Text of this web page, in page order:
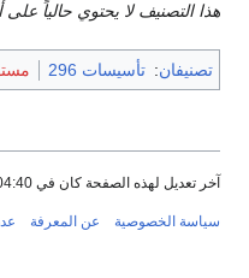
هذا التصنيف لا يحتوي حالياً
تصنيفان: تأسيسات 296
آخر تعديل لهذه الصفحة كان في 04:40, 15 مارس 2010.
سياسة الخصوصية عن المعرفة